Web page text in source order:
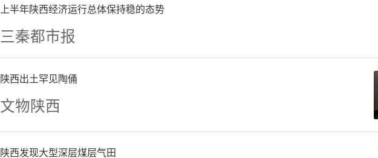
上半年陕西经济运行总体保持稳的态势
三秦都市报
陕西出土罕见陶俑
文物陕西
陕西发现大型深层煤层气田